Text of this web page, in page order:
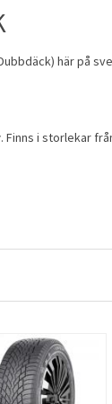
) här på
. Finns i storlekar